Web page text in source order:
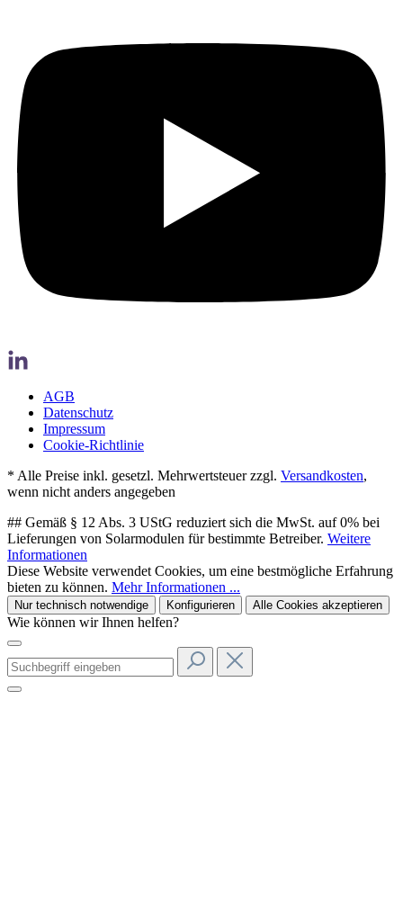
AGB
Datenschutz
Impressum
Cookie-Richtlinie
* Alle Preise inkl. gesetzl. Mehrwertsteuer zzgl. Versandkosten,
wenn nicht anders angegeben
## Gemäß § 12 Abs. 3 UStG reduziert sich die MwSt. auf 0% bei
Lieferungen von Solarmodulen für bestimmte Betreiber. Weitere
Informationen
Diese Website verwendet Cookies, um eine bestmögliche Erfahrung
bieten zu können. Mehr Informationen ...
Nur technisch notwendige Konfigurieren Alle Cookies akzeptieren
Wie können wir Ihnen helfen?